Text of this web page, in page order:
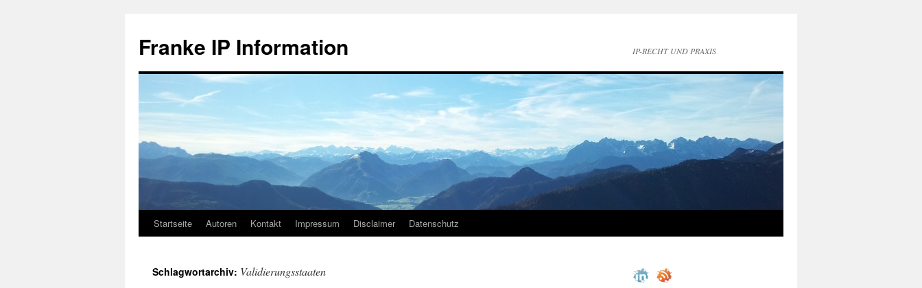
springen
Franke IP Information IP-RECHT UND PRAXIS
Startseite Autoren Kontakt Impressum Disclaimer Datenschutz
Schlagwortarchiv: Validierungsstaaten